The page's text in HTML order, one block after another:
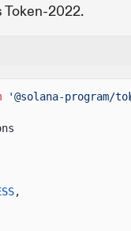
Token-2022.
'@solana-program/
,